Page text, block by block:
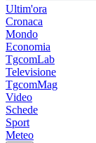
Ultim'ora
Cronaca
Mondo
Economia
TgcomLab
Televisione
TgcomMag
Video
Schede
Sport
Meteo